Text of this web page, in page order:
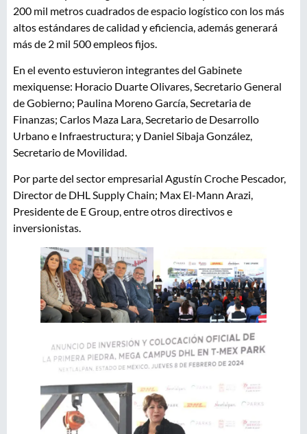
200 mil metros cuadrados de espacio logístico con los más
altos estándares de calidad y eficiencia, además generará
más de 2 mil 500 empleos fijos.
En el evento estuvieron integrantes del Gabinete
mexiquense: Horacio Duarte Olivares, Secretario General
de Gobierno; Paulina Moreno García, Secretaria de
Finanzas; Carlos Maza Lara, Secretario de Desarrollo
Urbano e Infraestructura; y Daniel Sibaja González,
Secretario de Movilidad.
Por parte del sector empresarial Agustín Croche Pescador,
Director de DHL Supply Chain; Max El-Mann Arazi,
Presidente de E Group, entre otros directivos e
inversionistas.